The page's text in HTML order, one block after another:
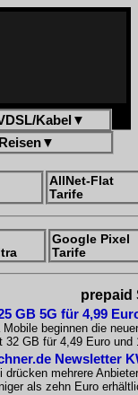
Kabel ▼
Reisen▼
AllNet-Flat
Tarife
Google Pixel
Tarife
prepaid
GB 5G für 4,99
beginnen die
32 GB für 4,49 Euro
Newsletter
drücken mehrere
als zehn Euro